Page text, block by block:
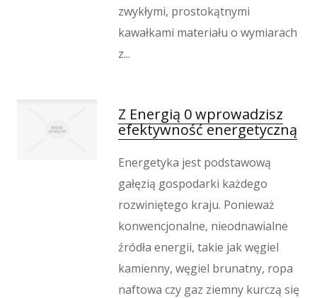
zwykłymi, prostokątnymi
kawałkami materiału o wymiarach
z...
Z Energią 0 wprowadzisz
efektywność energetyczną
Energetyka jest podstawową
gałęzią gospodarki każdego
rozwiniętego kraju. Ponieważ
konwencjonalne, nieodnawialne
źródła energii, takie jak węgiel
kamienny, węgiel brunatny, ropa
naftowa czy gaz ziemny kurczą się